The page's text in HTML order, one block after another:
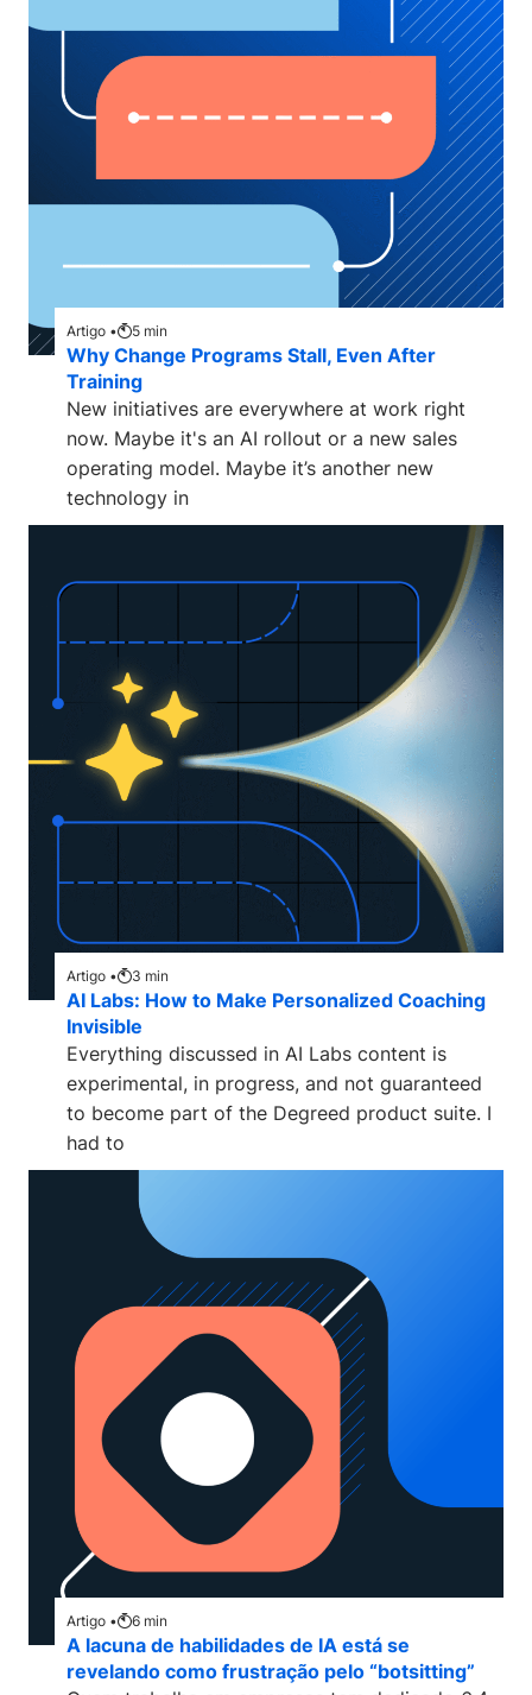
Artigo • 5 min
Why Change Programs Stall, Even After
Training
New initiatives are everywhere at work right
now. Maybe it's an AI rollout or a new sales
operating model. Maybe it’s another new
technology in
Artigo • 3 min
AI Labs: How to Make Personalized Coaching
Invisible
Everything discussed in AI Labs content is
experimental, in progress, and not guaranteed
to become part of the Degreed product suite. I
had to
Artigo • 6 min
A lacuna de habilidades de IA está se
revelando como frustração pelo “botsitting”